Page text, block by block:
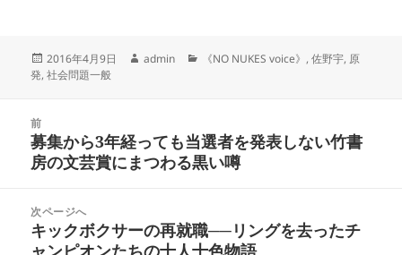
投
稿
2016年4月9日
作
admin
カ《NO NUKES voice》 ,佐野宇, 原
発,社会問題一般
前
前
の
稿:
募集から3年経っても当選者を発表しない竹書
房の文芸賞にまつわる黒い噂
次ページへ
次
キックボクサーの再就職──リングを去ったチ
ャンピオンたちの十人十色物語